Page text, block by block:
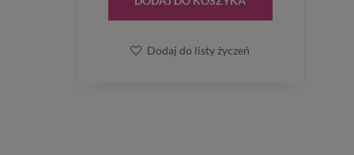
Dodaj do listy życzeń